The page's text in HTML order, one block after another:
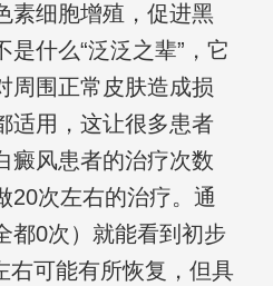
素细胞增殖，促进黑
什么“泛泛之辈”，它
周围正常皮肤造成损
适用，这让很多患者
癜风患者的治疗次数
20次左右的治疗。通
都0次）就能看到初步
右可能有所恢复，但具